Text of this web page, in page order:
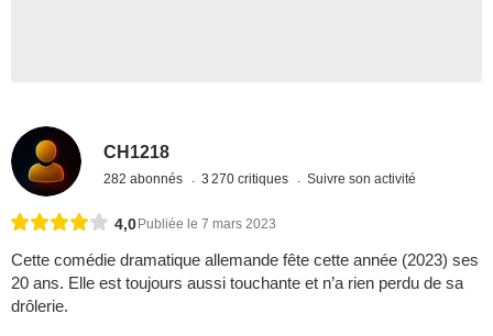
CH1218
282 abonnés 3 270 critiques Suivre son activité
4,0 Publiée le 7 mars 2023
Cette comédie dramatique allemande fête cette année (2023) ses
20 ans. Elle est toujours aussi touchante et n’a rien perdu de sa
drôlerie.